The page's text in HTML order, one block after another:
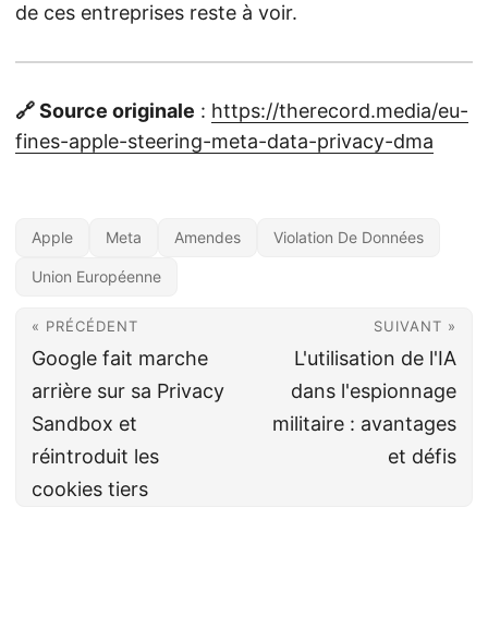
de ces entreprises reste à voir.
🔗 Source originale : https://therecord.media/eu-
fines-apple-steering-meta-data-privacy-dma
Apple Meta Amendes Violation De Données
Union Européenne
« PRÉCÉDENT
Google fait marche
arrière sur sa Privacy
Sandbox et
réintroduit les
cookies tiers
SUIVANT »
L'utilisation de l'IA
dans l'espionnage
militaire : avantages
et défis